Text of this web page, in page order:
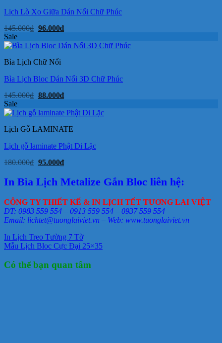
Lịch Lò Xo Giữa Dán Nổi Chữ Phúc
145.000₫ Giá
là:
145.000₫.
96.000₫Giá
tại
là:
Sale
Bìa Lịch Chữ Nổi
Bìa Lịch Bloc Dán Nổi 3D Chữ Phúc
145.000₫ Giá
là:
145.000₫.
88.000₫Giá
tại
là:
88.000₫.
Sale
Lịch Gỗ LAMINATE
Lịch gỗ laminate Phật Di Lặc
180.000₫ Giá
là:
180.000₫.
95.000₫Giá
tại
là:
In Bìa Lịch Metalize Gắn Bloc liên hệ:
CÔNG TY THIẾT KẾ & IN LỊCH TẾT TƯƠNG LAI VIỆT
ĐT: 0983 559 554 – 0913 559 554 – 0937 559 554
Email: lichtet@tuonglaiviet.vn – Web: www.tuonglaiviet.vn
In Lịch Treo Tường 7 Tờ
Mẫu Lịch Bloc Cực Đại 25×35
Có thể bạn quan tâm